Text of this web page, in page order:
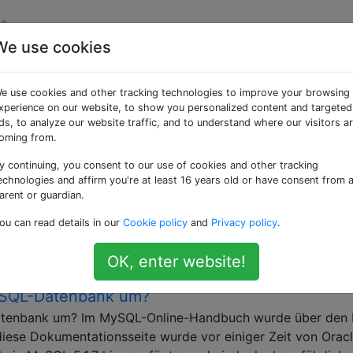
Fragen
Oracle.
für MySQL (InnoDB)?
nach Benchmarks für die Leistung verschiedener
keine finden. Meine Datenbank-Workload ist das
10% schreiben. Zufälliges IO. Welche Dateisysteme wie
sind Ihrer Meinung nach die besten für …
benchmark
Datenbank um?
um? Im MySQL-Online-Handbuch wurde über den
Dokumentationsseite wurde vor einiger Zeit von
use cookies
use cookies and other tracking technologies to improve your browsing
on our website, to show you personalized content and targeted
to analyze our website traffic, and to understand where our visitors
from.
continuing, you consent to our use of cookies and other tracking
and affirm you're at least 16 years old or have consent from a
or guardian.
can read details in our Cookie policy and Privacy policy.
OK, enter website!